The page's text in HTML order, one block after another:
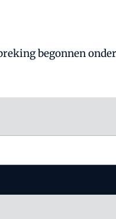
begonnen onder